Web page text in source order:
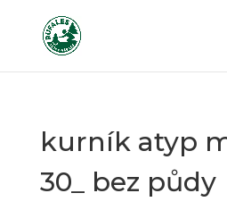
kurník atyp
30_ bez půdy